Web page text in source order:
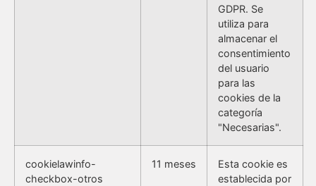
GDPR. Se
utiliza para
almacenar el
consentimiento
del usuario
para las
cookies de la
categoría
"Necesarias".
cookielawinfo-
checkbox-otros
11 meses
Esta cookie es
establecida por